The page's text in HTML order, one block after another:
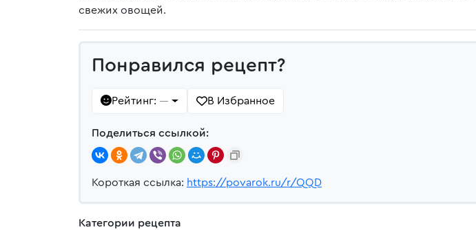
свежих овощей.
Понравился рецепт?
Рейтинг: — В Избранное
Поделиться ссылкой:
Короткая ссылка: https://povarok.ru/r/QQD
Категории рецепта